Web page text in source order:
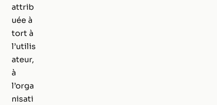
attrib
uée à
tort à
l’utilis
ateur,
à
l’orga
nisati